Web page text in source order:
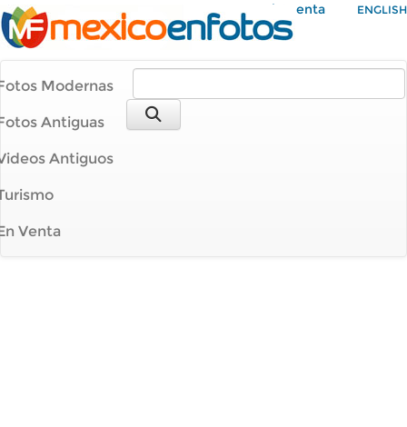
Mi Cuenta ENGLISH
Modernas
Antiguas
Antiguos
Venta